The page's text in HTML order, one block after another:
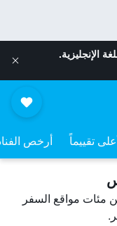
الإنجليزية.
تقييماً أرخص
مئات مواقع السفر